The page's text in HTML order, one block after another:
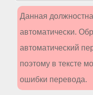
Данная
автоматически.
автоматический
поэтому в тексте
ошибки перевода.